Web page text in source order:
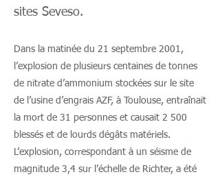
sites Seveso.
Dans la matinée du 21 septembre 2001,
l’explosion de plusieurs centaines de tonnes
de nitrate d’ammonium stockées sur le site
de l’usine d’engrais AZF, à Toulouse, entraînait
la mort de 31 personnes et causait 2 500
blessés et de lourds dégâts matériels.
L’explosion, correspondant à un séisme de
magnitude 3,4 sur l’échelle de Richter, a été